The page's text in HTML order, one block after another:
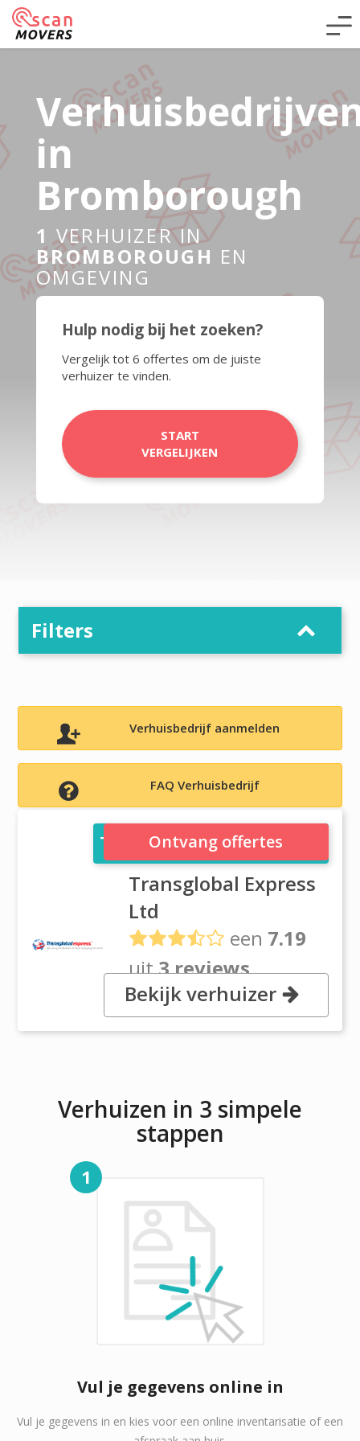
in
Bromborough
1 VERHUIZER IN
BROMBOROUGH EN
OMGEVING
Hulp nodig bij het zoeken?
Vergelijk tot 6 offertes om de juiste
verhuizer te vinden.
START
VERGELIJKEN
Filters
Verhuisbedrijf aanmelden
FAQ Verhuisbedrijf
Transglobal Express Ltd
Transglobal Express
Ltd
een 7.19
uit3 reviews
, Unit 5, The Gateway, CH62 3NX
Bromborough
Ontvang offertes
Bekijk verhuizer
Verhuizen in 3 simpele
stappen
1
Vul je gegevens online in
Vul je gegevens in en kies voor een online inventarisatie of een